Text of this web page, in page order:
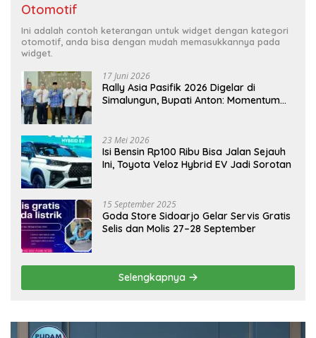
Otomotif
Ini adalah contoh keterangan untuk widget dengan kategori
otomotif, anda bisa dengan mudah memasukkannya pada
widget.
17 Juni 2026
Rally Asia Pasifik 2026 Digelar di
Simalungun, Bupati Anton: Momentum
23 Mei 2026
Isi Bensin Rp100 Ribu Bisa Jalan Sejauh
Ini, Toyota Veloz Hybrid EV Jadi Sorotan
15 September 2025
Goda Store Sidoarjo Gelar Servis Gratis
Selis dan Molis 27–28 September
Selengkapnya